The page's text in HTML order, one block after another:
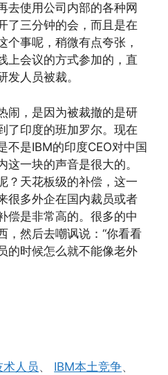
去使用公司内部的各种网
了三分钟的会，而且是在
个事呢，稍微有点夸张，
上会议的方式参加的，直
发人员被裁。
闹，是因为被裁撤的是研
了印度的班加罗尔。现在
不是IBM的印度CEO对中国
一块的声音是很大的。
？天花板级的补偿，这一
很多外企在国内裁员或者
偿是非常高的。很多的中
，然后去嘲讽说：“你看看
的时候怎么就不能像老外
术人员 、 IBM本土竞争、